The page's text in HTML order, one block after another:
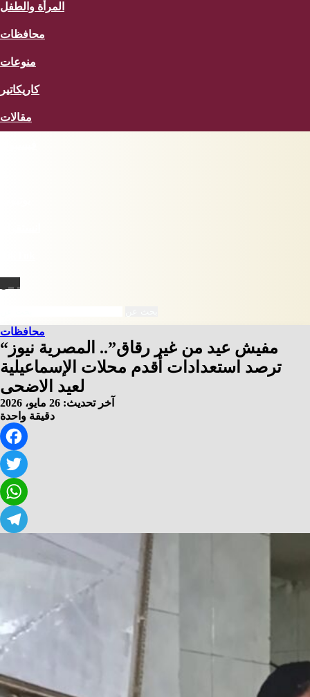
المرأة والطفل
محافظات
منوعات
كاريكاتير
مقالات
محافظات
“مفيش عيد من غير رقاق”.. المصرية نيوز
ترصد استعدادات أقدم محلات الإسماعيلية
لعيد الاضحى
آخر تحديث: 26 مايو، 2026
دقيقة واحدة